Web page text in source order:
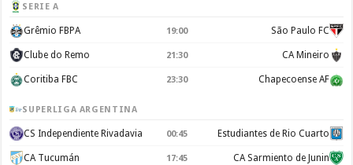
SERIE A
Grêmio FBPA 19:00 São Paulo FC
Clube do Remo 21:30 CA Mineiro
Coritiba FBC 23:30 Chapecoense AF
SUPERLIGA ARGENTINA
CS Independiente Rivadavia 00:45 Estudiantes de Rio Cuarto
CA Tucumán 17:45 CA Sarmiento de Junin